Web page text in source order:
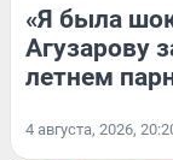
«Я была
Агузарову
летнем
4 августа, 2026,